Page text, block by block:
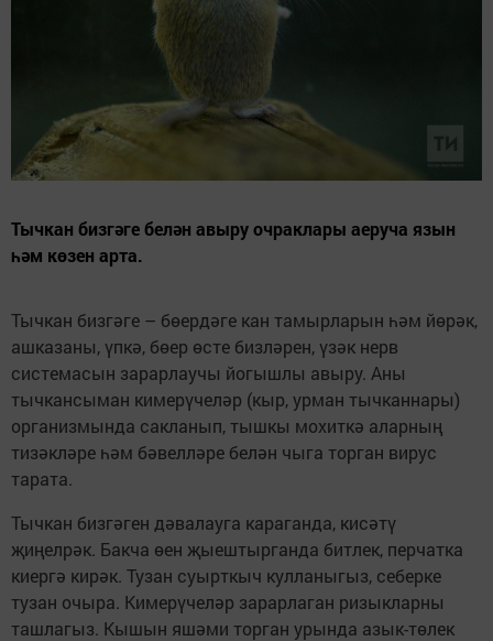
Тычкан бизгәге белән авыру очраклары аеруча язын
һәм көзен арта.
Тычкан бизгәге – бөердәге кан тамырларын һәм йөрәк,
ашказаны, үпкә, бөер өсте бизләрен, үзәк нерв
системасын зарарлаучы йогышлы авыру. Аны
тычкансыман кимерүчеләр (кыр, урман тычканнары)
организмында сакланып, тышкы мохиткә аларның
тизәкләре һәм бәвелләре белән чыга торган вирус
тарата.
Тычкан бизгәген дәвалауга караганда, кисәтү
җиңелрәк. Бакча өен җыештырганда битлек, перчатка
киергә кирәк. Тузан суырткыч кулланыгыз, себерке
тузан очыра. Кимерүчеләр зарарлаган ризыкларны
ташлагыз. Кышын яшәми торган урында азык-төлек